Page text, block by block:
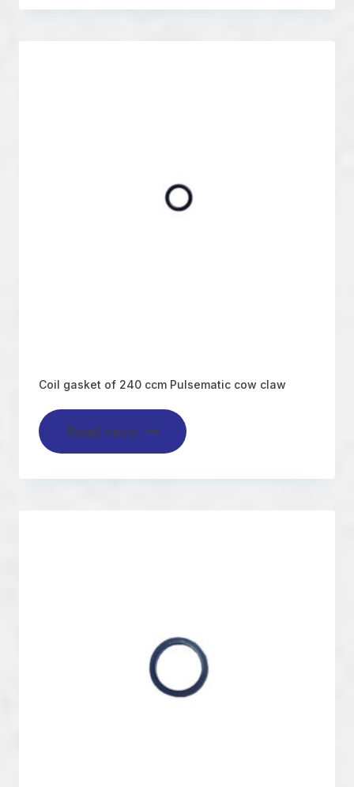
Coil gasket of 240 ccm Pulsematic cow claw
Read more